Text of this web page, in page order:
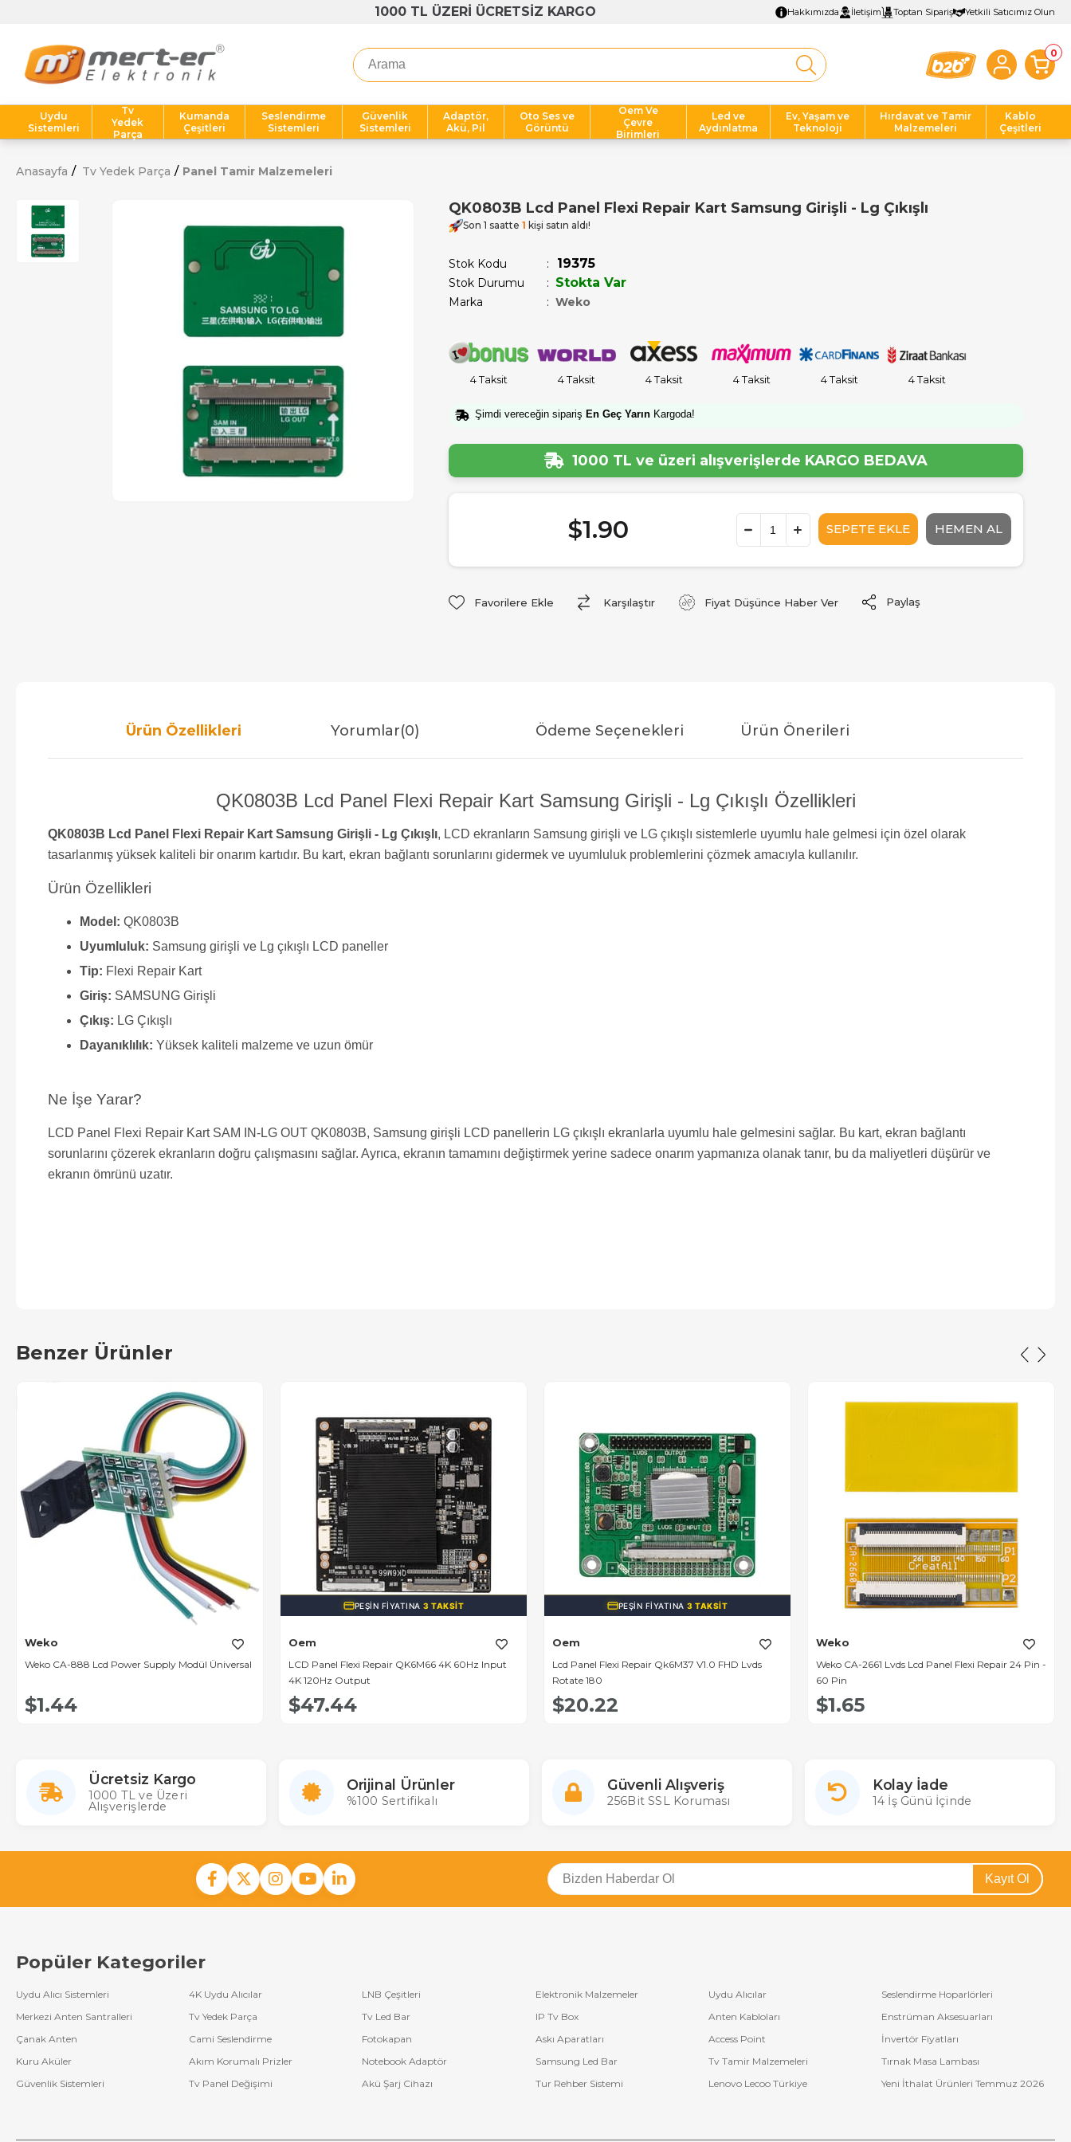
1000 TL ÜZERİ ÜCRETSİZ KARGO Hakkımızda İletişim Toptan Sipariş Yetkili Satıcımız Olun
0
Uydu
Sistemleri
Tv
Yedek
Parça
Kumanda
Çeşitleri
Seslendirme
Sistemleri
Güvenlik
Sistemleri
Adaptör,
Akü, Pil
Oto Ses ve
Görüntü
Oem Ve
Çevre
Birimleri
Led ve
Aydınlatma
Ev, Yaşam ve
Teknoloji
Hırdavat ve Tamir
Malzemeleri
Kablo
Çeşitleri
Anasayfa Tv Yedek Parça Panel Tamir Malzemeleri
QK0803B Lcd Panel Flexi Repair Kart Samsung Girişli - Lg Çıkışlı
Son 1 saatte 1 kişi satın aldı!
Stok Kodu 19375
Stok Durumu : Stokta Var
Marka : Weko
4 Taksit 4 Taksit 4 Taksit 4 Taksit 4 Taksit 4 Taksit
Şimdi vereceğin sipariş En Geç Yarın Kargoda!
1000 TL ve üzeri alışverişlerde KARGO BEDAVA
$1.90
Favorilere Ekle Karşılaştır Fiyat Düşünce Haber Ver Paylaş
Ürün Özellikleri Yorumlar(0) Ödeme Seçenekleri Ürün Önerileri
QK0803B Lcd Panel Flexi Repair Kart Samsung Girişli - Lg Çıkışlı Özellikleri
QK0803B Lcd Panel Flexi Repair Kart Samsung Girişli - Lg Çıkışlı, LCD ekranların Samsung girişli ve LG çıkışlı sistemlerle uyumlu hale gelmesi için özel olarak
tasarlanmış yüksek kaliteli bir onarım kartıdır. Bu kart, ekran bağlantı sorunlarını gidermek ve uyumluluk problemlerini çözmek amacıyla kullanılır.
Ürün Özellikleri
Model: QK0803B
Uyumluluk: Samsung girişli ve Lg çıkışlı LCD paneller
Tip: Flexi Repair Kart
Giriş: SAMSUNG Girişli
Çıkış: LG Çıkışlı
Dayanıklılık: Yüksek kaliteli malzeme ve uzun ömür
Ne İşe Yarar?
LCD Panel Flexi Repair Kart SAM IN-LG OUT QK0803B, Samsung girişli LCD panellerin LG çıkışlı ekranlarla uyumlu hale gelmesini sağlar. Bu kart, ekran bağlantı
sorunlarını çözerek ekranların doğru çalışmasını sağlar. Ayrıca, ekranın tamamını değiştirmek yerine sadece onarım yapmanıza olanak tanır, bu da maliyetleri düşürür ve
ekranın ömrünü uzatır.
Benzer Ürünler
Weko
Weko CA-888 Lcd Power Supply Modül Üniversal
$1.44
PEŞIN FIYATINA3 TAKSIT
Oem
LCD Panel Flexi Repair QK6M66 4K 60Hz Input
4K 120Hz Output
$47.44
PEŞIN FIYATINA3 TAKSIT
Oem
Lcd Panel Flexi Repair Qk6M37 V1.0 FHD Lvds
Rotate 180
$20.22
Weko
Weko CA-2661 Lvds Lcd Panel Flexi Repair 24 Pin -
60 Pin
$1.65
Ücretsiz Kargo
1000 TL ve Üzeri
Alışverişlerde
Orijinal Ürünler
%100 Sertifikalı
Güvenli Alışveriş
256Bit SSL Koruması
Kolay İade
14 İş Günü İçinde
Kayıt Ol
Popüler Kategoriler
Uydu Alıcı Sistemleri 4K Uydu Alıcılar LNB Çeşitleri Elektronik Malzemeler Uydu Alıcılar
Seslendirme Hoparlörleri
Merkezi Anten Santralleri
Tv Yedek Parça Tv Led Bar IP Tv Box Anten Kabloları
Enstrüman Aksesuarları
Çanak Anten
Cami Seslendirme Fotokapan Askı Aparatları Access Point
İnvertör Fiyatları
Kuru Aküler
Akım Korumalı Prizler Notebook Adaptör Samsung Led Bar Tv Tamir Malzemeleri
Tırnak Masa Lambası
Güvenlik Sistemleri
Tv Panel Değişimi Akü Şarj Cihazı Tur Rehber Sistemi Lenovo Lecoo Türkiye Yeni İthalat Ürünleri Temmuz 2026